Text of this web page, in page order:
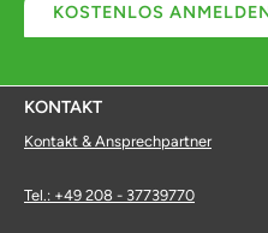
KOSTENLOS
KONTAKT
Kontakt & Ansprechpartner
Tel.: +49 208 - 37739770